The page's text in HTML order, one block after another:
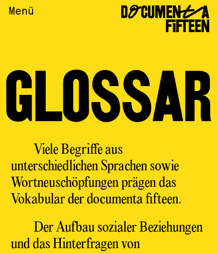
Menü DOCUMENTA
FIFTEEN
GLOSSAR
Viele Begriffe aus
unterschiedlichen Sprachen sowie
Wortneuschöpfungen prägen das
Vokabular der documenta fifteen.
Der Aufbau sozialer Beziehungen
und das Hinterfragen von